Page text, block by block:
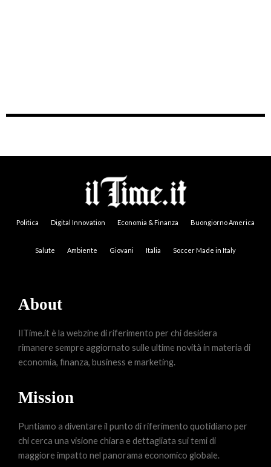
Politica Digital Innovation Economia & Finanza Buongiorno America
Salute Ambiente Giovani Italia Soccer Made in Italy
About
IlTime.it è la webzine di riferimento per chi desidera
rimanere sempre aggiornato sulle ultime novità in materia di
economia, finanza, business e marketing.
Mission
Puntiamo a diventare il punto di riferimento quotidiano per
chi cerca una visione chiara e dettagliata sui temi di
maggiore impatto nel panorama economico globale.